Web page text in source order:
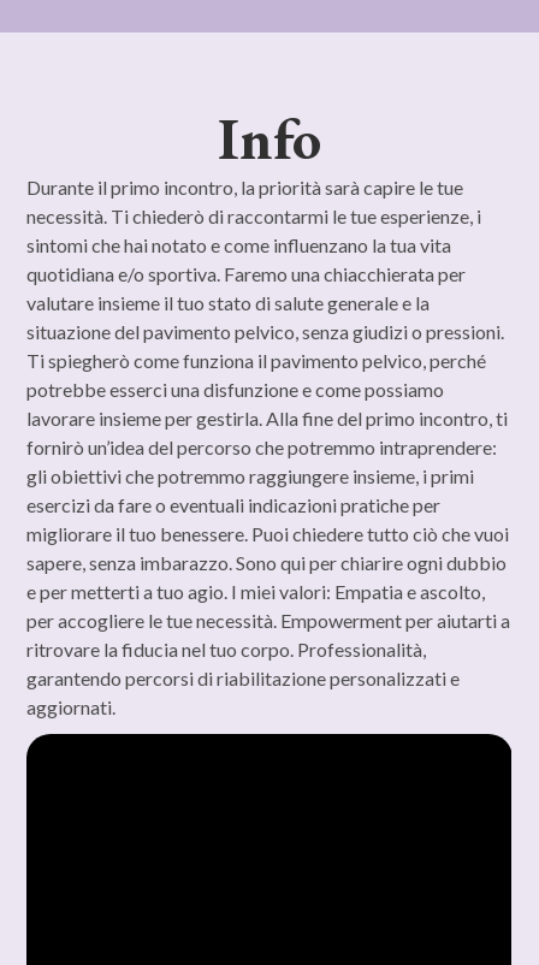
Info
Durante il primo incontro, la priorità sarà capire le tue
necessità. Ti chiederò di raccontarmi le tue esperienze, i
sintomi che hai notato e come influenzano la tua vita
quotidiana e/o sportiva. Faremo una chiacchierata per
valutare insieme il tuo stato di salute generale e la
situazione del pavimento pelvico, senza giudizi o pressioni.
Ti spiegherò come funziona il pavimento pelvico, perché
potrebbe esserci una disfunzione e come possiamo
lavorare insieme per gestirla. Alla fine del primo incontro, ti
fornirò un’idea del percorso che potremmo intraprendere:
gli obiettivi che potremmo raggiungere insieme, i primi
esercizi da fare o eventuali indicazioni pratiche per
migliorare il tuo benessere. Puoi chiedere tutto ciò che vuoi
sapere, senza imbarazzo. Sono qui per chiarire ogni dubbio
e per metterti a tuo agio. I miei valori: Empatia e ascolto,
per accogliere le tue necessità. Empowerment per aiutarti a
ritrovare la fiducia nel tuo corpo. Professionalità,
garantendo percorsi di riabilitazione personalizzati e
aggiornati.